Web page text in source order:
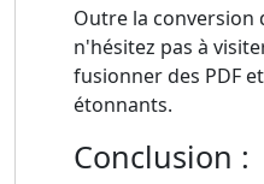
Outre la conversion
n'hésitez pas à
fusionner des PDF
étonnants.
Conclusion :